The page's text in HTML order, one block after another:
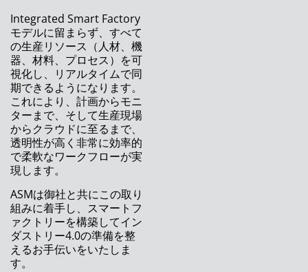
リモートスマートファクトリーによりリモート
で生産ラインをサポート
NPI最優秀賞を受賞したASMオンライン学習ツ
ール
次世代の製造現場管理ソリューション – ASM
Works
DEKの個片基板アライメントシステム
（MASS）
ASM Pacific Technology、2020年の年度決算
を発表
多品種生産に最適な柔軟性の高い実装プラット
フォーム
Integrated Smart Factory
モデルに留まらず、すべて
の生産リソース（人材、機
器、材料、プロセス）を可
視化し、リアルタイムで同
期できるようになります。
これにより、計画からモニ
ターまで、そして生産現場
からクラウドに至るまで、
透明性が高く非常に効率的
で柔軟なワークフローが実
現します。
ASMは御社と共にこの取り
組みに着手し、スマートフ
ァクトリーを構築してイン
ダストリー4.0の準備を整
えるお手伝いをいたしま
す。